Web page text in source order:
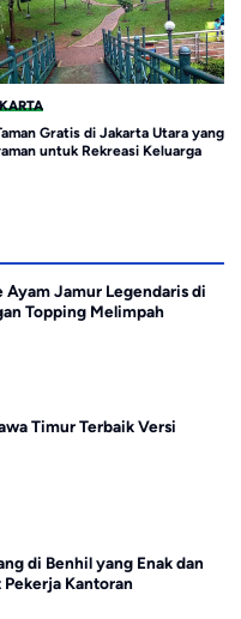
JAKARTA
7 Wisata Alam Ramah Anak di
Sekitar Jakarta
Ayam Jamur Legendaris di
Topping Melimpah
Timur Terbaik Versi
di Benhil yang Enak dan
Kantoran